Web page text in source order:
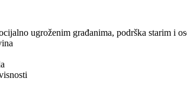
ugroženim građanima, podrška starim i